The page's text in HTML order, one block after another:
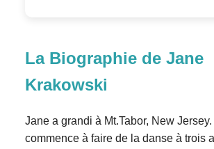
La Biographie de Jane
Krakowski
Jane a grandi à Mt.Tabor, New
commence à faire de la danse à trois